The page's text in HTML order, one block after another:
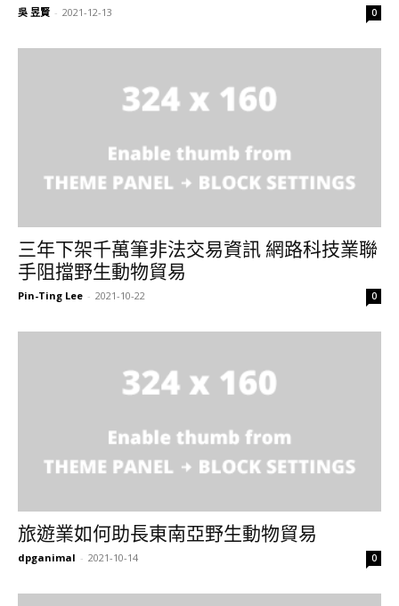
吳 昱賢 - 2021-12-13 0
三年下架千萬筆非法交易資訊 網路科技業聯
手阻擋野生動物貿易
Pin-Ting Lee - 2021-10-22 0
旅遊業如何助長東南亞野生動物貿易
dpganimal - 2021-10-14 0